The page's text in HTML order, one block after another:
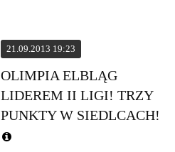
21.09.2013 19:23
OLIMPIA ELBLĄG
LIDEREM II LIGI! TRZY
PUNKTY W SIEDLCACH!